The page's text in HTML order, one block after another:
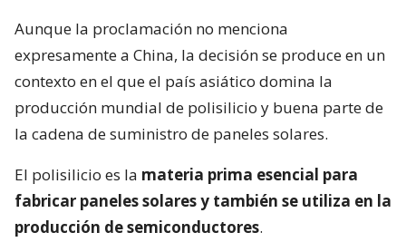
Aunque la proclamación no menciona
expresamente a China, la decisión se produce en un
contexto en el que el país asiático domina la
producción mundial de polisilicio y buena parte de
la cadena de suministro de paneles solares.
El polisilicio es la materia prima esencial para
fabricar paneles solares y también se utiliza en la
producción de semiconductores.